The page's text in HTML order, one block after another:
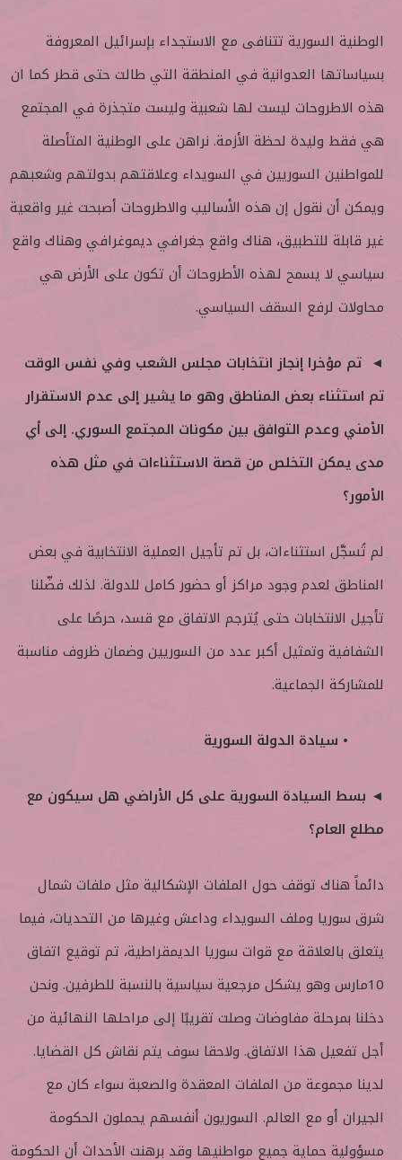
الوطنية السورية تتنافى مع الاستجداء بإسرائيل المعروفة
بسياساتها العدوانية في المنطقة التي طالت حتى قطر كما ان
هذه الاطروحات ليست لها شعبية وليست متجذرة في المجتمع
هي فقط وليدة لحظة الأزمة. نراهن على الوطنية المتأصلة
للمواطنين السوريين في السويداء وعلاقتهم بدولتهم وشعبهم
ويمكن أن نقول إن هذه الأساليب والاطروحات أصبحت غير واقعية
غير قابلة للتطبيق، هناك واقع جغرافي ديموغرافي وهناك واقع
سياسي لا يسمح لهذه الأطروحات أن تكون على الأرض هي
محاولات لرفع السقف السياسي.
◄ تم مؤخرا إنجاز انتخابات مجلس الشعب وفي نفس الوقت
تم استثناء بعض المناطق وهو ما يشير إلى عدم الاستقرار
الأمني وعدم التوافق بين مكونات المجتمع السوري. إلى أي
مدى يمكن التخلص من قصة الاستثناءات في مثل هذه
الأمور؟
لم تُسجَّل استثناءات، بل تم تأجيل العملية الانتخابية في بعض
المناطق لعدم وجود مراكز أو حضور كامل للدولة. لذلك فضّلنا
تأجيل الانتخابات حتى يُترجم الاتفاق مع قسد، حرصًا على
الشفافية وتمثيل أكبر عدد من السوريين وضمان ظروف مناسبة
للمشاركة الجماعية.
• سيادة الدولة السورية
◄ بسط السيادة السورية على كل الأراضي هل سيكون مع
مطلع العام؟
دائماً هناك توقف حول الملفات الإشكالية مثل ملفات شمال
شرق سوريا وملف السويداء وداعش وغيرها من التحديات، فيما
يتعلق بالعلاقة مع قوات سوريا الديمقراطية، تم توقيع اتفاق
10مارس وهو يشكل مرجعية سياسية بالنسبة للطرفين. ونحن
دخلنا بمرحلة مفاوضات وصلت تقريبًا إلى مراحلها النهائية من
أجل تفعيل هذا الاتفاق. ولاحقا سوف يتم نقاش كل القضايا.
لدينا مجموعة من الملفات المعقدة والصعبة سواء كان مع
الجيران أو مع العالم. السوريون أنفسهم يحملون الحكومة
مسؤولية حماية جميع مواطنيها وقد برهنت الأحداث أن الحكومة